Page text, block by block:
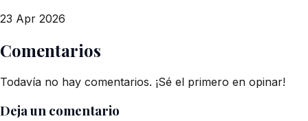
23 Apr 2026
Comentarios
Todavía no hay comentarios. ¡Sé el primero en opinar!
Deja un comentario